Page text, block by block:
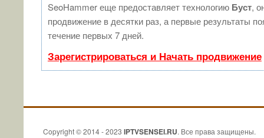
SeoHammer еще предоставляет технологию Буст,
продвижение в десятки раз, а первые результаты
течение первых 7 дней.
Зарегистрироваться и Начать продвижение
Copyright © 2014 - 2023 IPTVSENSEI.RU. Все права защищены.